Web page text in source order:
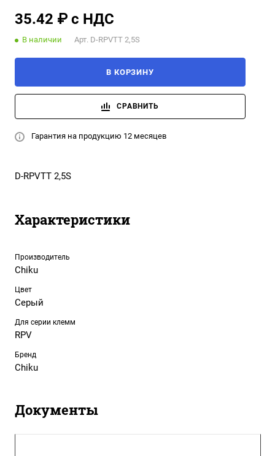
35.42 ₽ с НДС
В наличии Арт. D-RPVTT 2,5S
В КОРЗИНУ
СРАВНИТЬ
Гарантия на продукцию 12 месяцев
D-RPVTT 2,5S
Характеристики
Производитель
Chiku
Цвет
Серый
Для серии клемм
RPV
Бренд
Chiku
Документы